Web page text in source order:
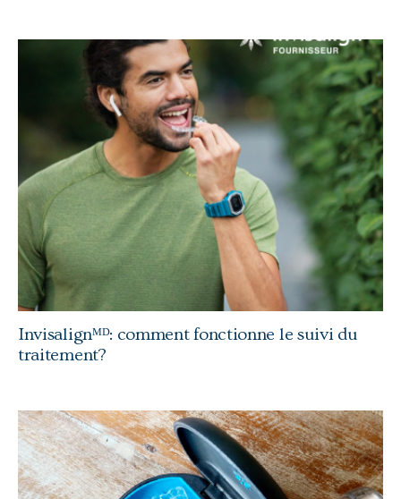
Invisalignᴹᴰ: comment fonctionne le suivi du
traitement?